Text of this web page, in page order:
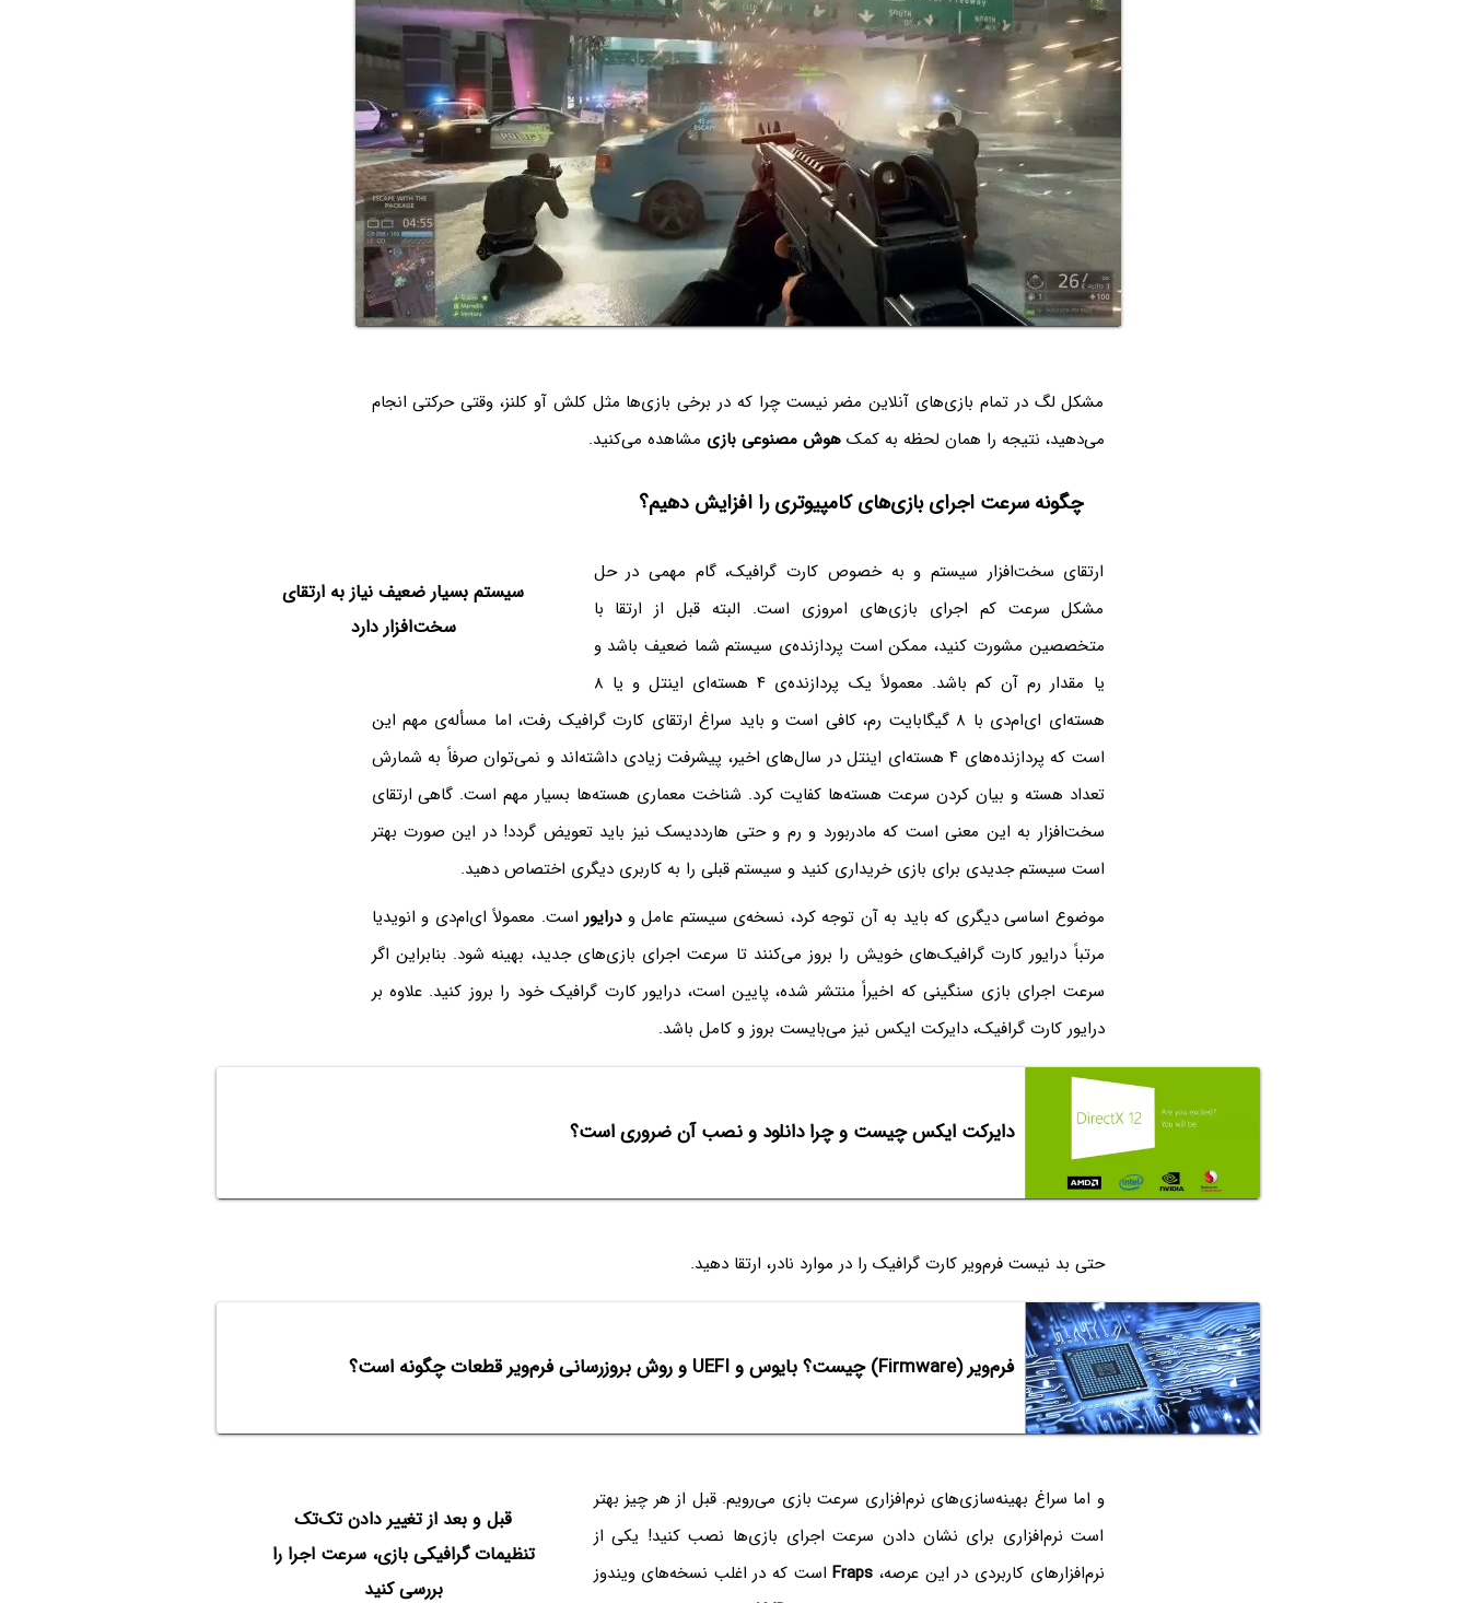
مشکل لگ در تمام بازی‌های آنلاین مضر نیست چرا که در برخی بازی‌ها مثل کلش آو کلنز، وقتی حرکتی انجام
می‌دهید، نتیجه را همان لحظه به کمکهوش مصنوعی بازی مشاهده می‌کنید.
چگونه سرعت اجرای بازی‌های کامپیوتری را افزایش دهیم؟
سیستم بسیار ضعیف نیاز به ارتقای
سخت‌افزار دارد
ارتقای سخت‌افزار سیستم و به خصوص کارت گرافیک، گام مهمی در حل
مشکل سرعت کم اجرای بازی‌های امروزی است. البته قبل از ارتقا با
متخصصین مشورت کنید، ممکن است پردازنده‌ی سیستم شما ضعیف باشد و
یا مقدار رم آن کم باشد. معمولاً یک پردازنده‌ی ۴ هسته‌ای اینتل و یا ۸
هسته‌ای ای‌ام‌دی با ۸ گیگابایت رم، کافی است و باید سراغ ارتقای کارت گرافیک رفت، اما مسأله‌ی مهم این
است که پردازنده‌های ۴ هسته‌ای اینتل در سال‌های اخیر، پیشرفت زیادی داشته‌اند و نمی‌توان صرفاً به شمارش
تعداد هسته و بیان کردن سرعت هسته‌ها کفایت کرد. شناخت معماری هسته‌ها بسیار مهم است. گاهی ارتقای
سخت‌افزار به این معنی است که مادربورد و رم و حتی هارددیسک نیز باید تعویض گردد! در این صورت بهتر
است سیستم جدیدی برای بازی خریداری کنید و سیستم قبلی را به کاربری دیگری اختصاص دهید.
موضوع اساسی دیگری که باید به آن توجه کرد، نسخه‌ی سیستم عامل ودرایوراست. معمولاً ای‌ام‌دی و انویدیا
مرتباً درایور کارت گرافیک‌های خویش را بروز می‌کنند تا سرعت اجرای بازی‌های جدید، بهینه شود. بنابراین اگر
سرعت اجرای بازی سنگینی که اخیراً منتشر شده، پایین است، درایور کارت گرافیک خود را بروز کنید. علاوه بر
درایور کارت گرافیک، دایرکت ایکس نیز می‌بایست بروز و کامل باشد.
دایرکت ایکس چیست و چرا دانلود و نصب آن ضروری است؟
حتی بد نیست فرم‌ویر کارت گرافیک را در موارد نادر، ارتقا دهید.
فرم‌ویر (Firmware) چیست؟ بایوس و UEFI و روش بروزرسانی فرم‌ویر قطعات چگونه است؟
قبل و بعد از تغییر دادن تک‌تک
تنظیمات گرافیکی بازی، سرعت اجرا را
بررسی کنید
و اما سراغ بهینه‌سازی‌های نرم‌افزاری سرعت بازی می‌رویم. قبل از هر چیز بهتر
است نرم‌افزاری برای نشان دادن سرعت اجرای بازی‌ها نصب کنید! یکی از
نرم‌افزارهای کاربردی در این عرصه، Frapsاست که در اغلب نسخه‌های ویندوز